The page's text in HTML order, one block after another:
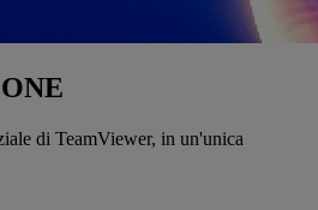
di TeamViewer, in un'unica